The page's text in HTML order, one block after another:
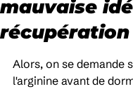
mauvaise
récupération
Alors, on se demande
l'arginine avant de